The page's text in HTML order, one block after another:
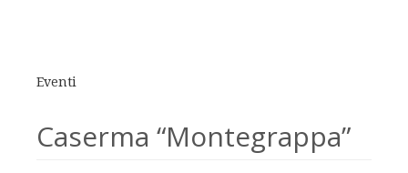
Eventi
Caserma “Montegrappa”